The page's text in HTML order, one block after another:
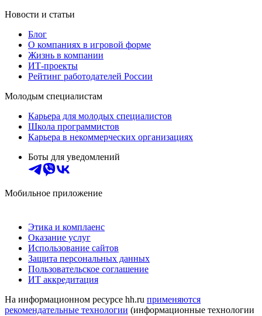
Новости и статьи
Блог
О компаниях в игровой форме
Жизнь в компании
ИТ-проекты
Рейтинг работодателей России
Молодым специалистам
Карьера для молодых специалистов
Школа программистов
Карьера в некоммерческих организациях
Боты для уведомлений
Мобильное приложение
Этика и комплаенс
Оказание услуг
Использование сайтов
Защита персональных данных
Пользовательское соглашение
ИТ аккредитация
На информационном ресурсе hh.ru применяются
рекомендательные технологии (информационные технологии